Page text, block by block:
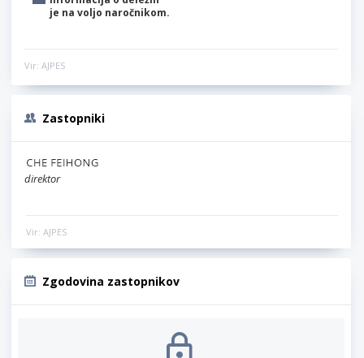
je na voljo naročnikom.
Vir: AJPES
Zastopniki
direktor
Vir: AJPES
Zgodovina zastopnikov